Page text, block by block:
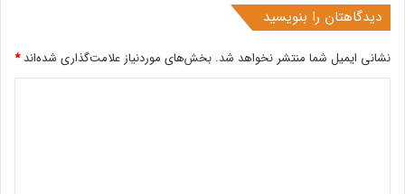
دیدگاهتان را بنویسید
نشانی ایمیل شما منتشر نخواهد شد. بخش‌های موردنیاز علامت‌گذاری شده‌اند*